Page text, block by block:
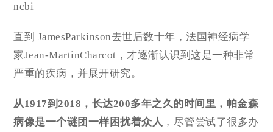
ncbi
直到 JamesParkinson去世后数十年，法国神经病学
家Jean-MartinCharcot，才逐渐认识到这是一种非常
严重的疾病，并展开研究。
从1917到2018， 长达200多年之久的时间里，帕金森
病像是一个谜团一样困扰着众人 ，尽管尝试了很多办